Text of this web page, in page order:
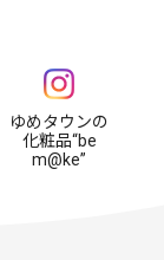
ゆめタウンの
化粧品“be
m@ke”